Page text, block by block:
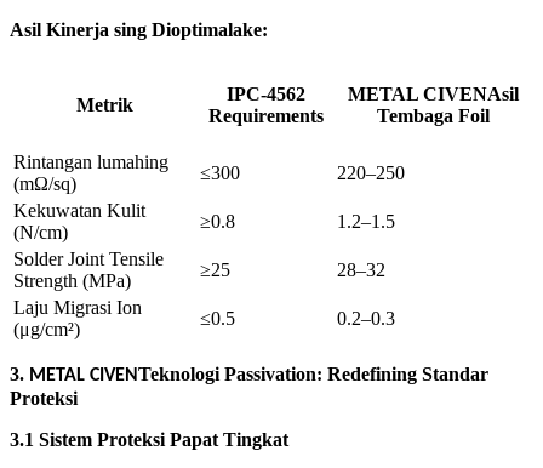
Asil Kinerja sing Dioptimalake:
Metrik
IPC-4562
Requirements
METAL CIVENAsil
Tembaga Foil
Rintangan lumahing
(mΩ/sq)
≤300
220–250
Kekuwatan Kulit
(N/cm)
≥0.8
1.2–1.5
Solder Joint Tensile
Strength (MPa)
≥25
28–32
Laju Migrasi Ion
(μg/cm²)
≤0.5 0.2–0.3
3. METAL CIVENTeknologi Passivation: Redefining Standar
Proteksi
3.1 Sistem Proteksi Papat Tingkat